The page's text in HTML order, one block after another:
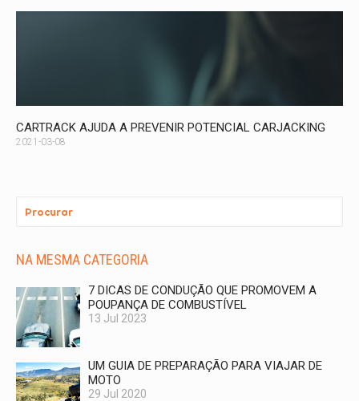
CARTRACK AJUDA A PREVENIR POTENCIAL CARJACKING
2021-03-08
NA MESMA CATEGORIA
7 DICAS DE CONDUÇÃO QUE PROMOVEM A
POUPANÇA DE COMBUSTÍVEL
13 Jul 2023
UM GUIA DE PREPARAÇÃO PARA VIAJAR DE
MOTO
29 Jul 2020